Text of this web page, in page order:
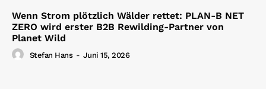
Wenn Strom plötzlich Wälder rettet: PLAN-B NET
ZERO wird erster B2B Rewilding-Partner von
Planet Wild
Stefan Hans - Juni 15, 2026